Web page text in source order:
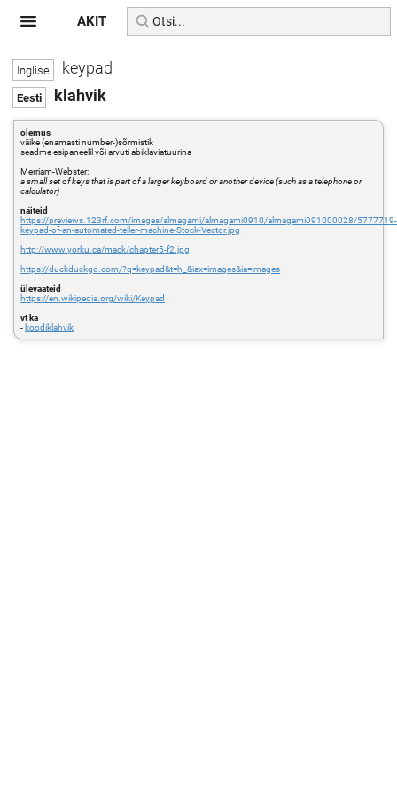
keypad
klahvik
olemus
väike (enamasti number-)sõrmistik
seadme esipaneelil või arvuti abiklaviatuurina
Merriam-Webster:
a small set of keys that is part of a larger keyboard or another device (such as a telephone or
calculator)
näiteid
https://previews.123rf.com/images/almagami/almagami0910/almagami091000028/5777719-
keypad-of-an-automated-teller-machine-Stock-Vector.jpg
http://www.yorku.ca/mack/chapter5-f2.jpg
https://duckduckgo.com/?q=keypad&t=h_&iax=images&ia=images
ülevaateid
https://en.wikipedia.org/wiki/Keypad
vt ka
- koodiklahvik
AKIT